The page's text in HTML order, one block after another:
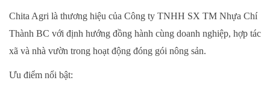
Chita Agri là thương hiệu của Công ty TNHH SX TM Nhựa Chí
Thành BC với định hướng đồng hành cùng doanh nghiệp, hợp tác
xã và nhà vườn trong hoạt động đóng gói nông sản.
Ưu điểm nổi bật: